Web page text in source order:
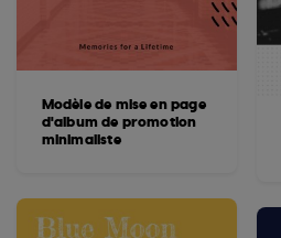
Modèle de mise en page
d'album de promotion
minimaliste